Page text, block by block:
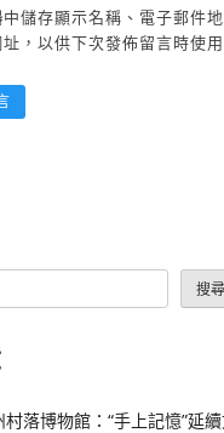
中儲存顯示名稱、電子郵件
，以供下次發佈留言時使用
搜尋
村落博物館：“手上記憶”延